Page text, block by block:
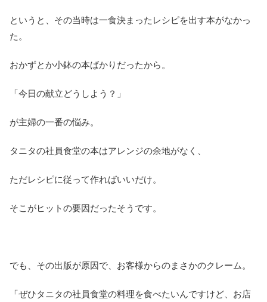
というと、その当時は一食決まったレシピを出す本がなかっ
た。
おかずとか小鉢の本ばかりだったから。
「今日の献立どうしよう？」
が主婦の一番の悩み。
タニタの社員食堂の本はアレンジの余地がなく、
ただレシピに従って作ればいいだけ。
そこがヒットの要因だったそうです。
でも、その出版が原因で、お客様からのまさかのクレーム。
「ぜひタニタの社員食堂の料理を食べたいんですけど、お店